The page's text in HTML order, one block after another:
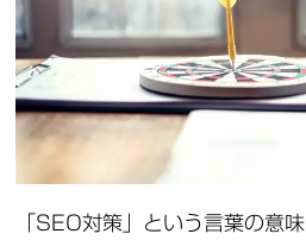
「SEO対策」という言葉の意味